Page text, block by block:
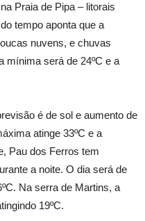
Praia de Pipa – litorais
tempo aponta que a
nuvens, e chuvas
mínima será de 24ºC e a
é de sol e aumento de
atinge 33ºC e a
Pau dos Ferros tem
a noite. O dia será de
Na serra de Martins, a
19ºC.